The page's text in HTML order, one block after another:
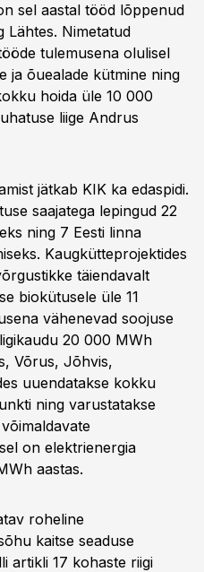
sel aastal tööd lõppenud
Lähtes. Nimetatud
tulemusena olulisel
ja õuealade kütmine ning
hoida üle 10 000
liige Andrus
jätkab KIK ka edaspidi.
saajatega lepingud 22
ning 7 Eesti linna
Kaugkütteprojektides
täiendavalt
biokütusele üle 11
vähenevad soojuse
20 000 MWh
Võrus, Jõhvis,
uuendatakse kokku
ning varustatakse
on elektrienergia
aastas.
roheline
kaitse seaduse
artikli 17 kohaste riigi